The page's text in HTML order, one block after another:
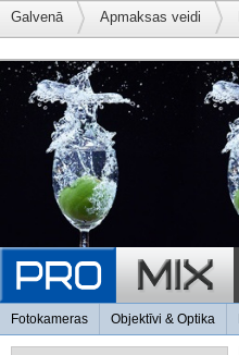
Galvenā Apmaksas veidi
Fotokameras Objektīvi & Optika